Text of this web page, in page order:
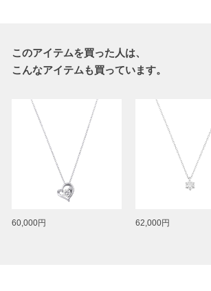
このアイテムを買った人は、
こんなアイテムも買っています。
60,000円 62,000円